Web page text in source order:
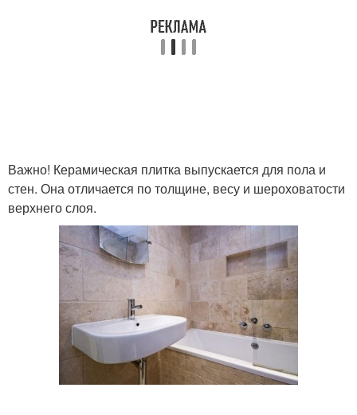
Важно! Керамическая плитка выпускается для пола и
стен. Она отличается по толщине, весу и шероховатости
верхнего слоя.